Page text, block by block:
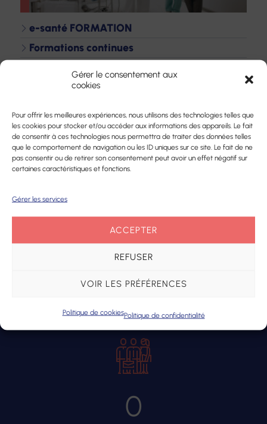
Gérer le consentement aux
cookies
Pour offrir les meilleures expériences, nous utilisons des technologies telles que
les cookies pour stocker et/ou accéder aux informations des appareils. Le fait
de consentir à ces technologies nous permettra de traiter des données telles
que le comportement de navigation ou les ID uniques sur ce site. Le fait de ne
pas consentir ou de retirer son consentement peut avoir un effet négatif sur
certaines caractéristiques et fonctions.
Gérer les services
ACCEPTER
REFUSER
VOIR LES PRÉFÉRENCES
Politique de cookiesPolitique de confidentialité
e-santé FORMATION
Formations continues
Accompagnements VAE
Bilans de compétences
Devenez formateur
NOS
CHIFFRES
CLÉS
0